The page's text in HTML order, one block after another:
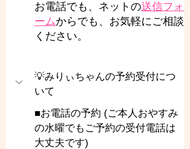
お電話でも、ネットの送信フォ
ームからでも、お気軽にご相談
ください。
💡みりぃちゃんの予約受付につ
いて
■お電話の予約 (ご本人おやすみ
の水曜でもご予約の受付電話は
大丈夫です)